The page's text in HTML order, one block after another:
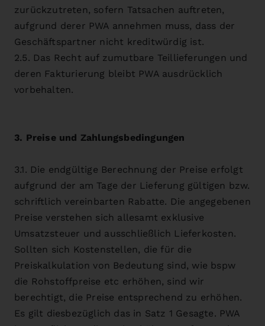
zurückzutreten, sofern Tatsachen auftreten,
aufgrund derer PWA annehmen muss, dass der
Geschäftspartner nicht kreditwürdig ist.
2.5. Das Recht auf zumutbare Teillieferungen und
deren Fakturierung bleibt PWA ausdrücklich
vorbehalten.
3. Preise und Zahlungsbedingungen
3.1. Die endgültige Berechnung der Preise erfolgt
aufgrund der am Tage der Lieferung gültigen bzw.
schriftlich vereinbarten Rabatte. Die angegebenen
Preise verstehen sich allesamt exklusive
Umsatzsteuer und ausschließlich Lieferkosten.
Sollten sich Kostenstellen, die für die
Preiskalkulation von Bedeutung sind, wie bspw
die Rohstoffpreise etc erhöhen, sind wir
berechtigt, die Preise entsprechend zu erhöhen.
Es gilt diesbezüglich das in Satz 1 Gesagte. PWA